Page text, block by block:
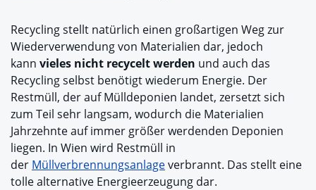
Recycling stellt natürlich einen großartigen Weg zur
Wiederverwendung von Materialien dar, jedoch
kann vieles nicht recycelt werden und auch das
Recycling selbst benötigt wiederum Energie. Der
Restmüll, der auf Mülldeponien landet, zersetzt sich
zum Teil sehr langsam, wodurch die Materialien
Jahrzehnte auf immer größer werdenden Deponien
liegen. In Wien wird Restmüll in
der Müllverbrennungsanlageverbrannt. Das stellt eine
tolle alternative Energieerzeugung dar.